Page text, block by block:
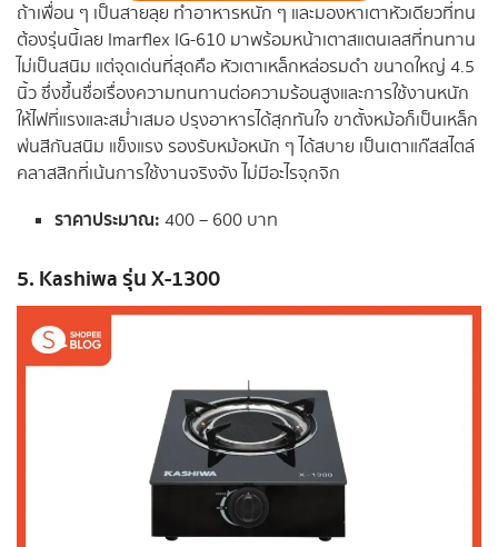
ถ้าเพื่อน ๆ เป็นสายลุย ทำอาหารหนัก ๆ และมองหาเตาหัวเดียวที่ทน
ต้องรุ่นนี้เลย Imarflex IG-610 มาพร้อมหน้าเตาสแตนเลสที่ทนทาน
ไม่เป็นสนิม แต่จุดเด่นที่สุดคือ หัวเตาเหล็กหล่อรมดำ ขนาดใหญ่ 4.5
นิ้ว ซึ่งขึ้นชื่อเรื่องความทนทานต่อความร้อนสูงและการใช้งานหนัก
ให้ไฟที่แรงและสม่ำเสมอ ปรุงอาหารได้สุกทันใจ ขาตั้งหม้อก็เป็นเหล็ก
พ่นสีกันสนิม แข็งแรง รองรับหม้อหนัก ๆ ได้สบาย เป็นเตาแก๊สสไตล์
คลาสสิกที่เน้นการใช้งานจริงจัง ไม่มีอะไรจุกจิก
ราคาประมาณ: 400 – 600 บาท
5. Kashiwa รุ่น X-1300